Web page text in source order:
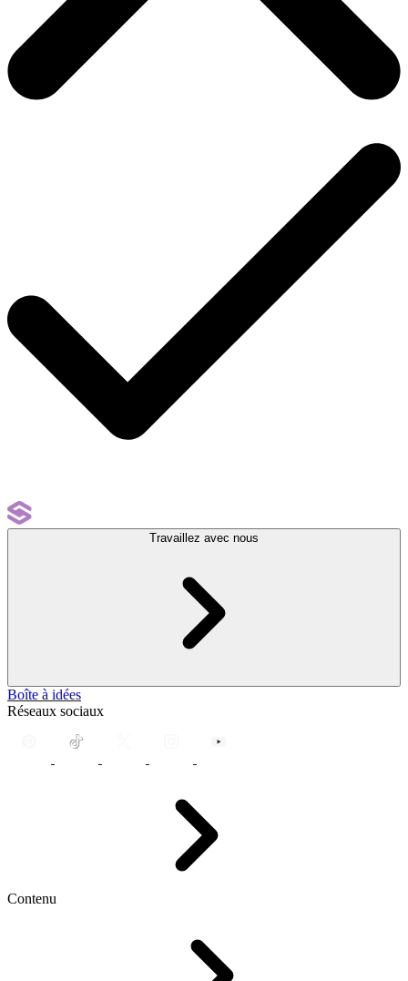
Travaillez avec nous
Boîte à idées
Réseaux sociaux
Contenu